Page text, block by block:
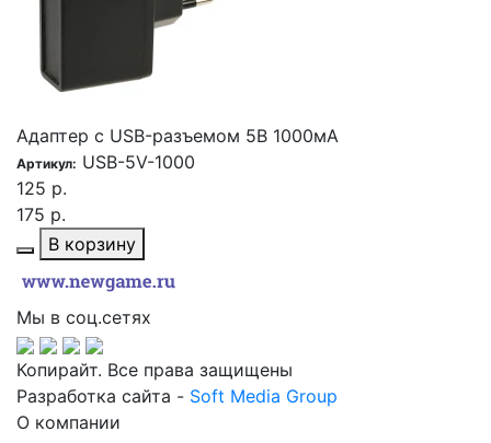
Адаптер с USB-разъемом 5В 1000мА
Артикул: USB-5V-1000
125 р.
175 р.
В корзину
Мы в соц.сетях
Копирайт. Все права защищены
Разработка сайта - Soft Media Group
О компании